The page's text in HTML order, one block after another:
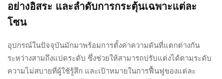
อย่างอิสระ และลำดับการกระตุ้นเฉพาะแต่ละ
โซน
อุปกรณ์ในปัจจุบันมักมาพร้อมการตั้งค่าความดันที่แตกต่างกัน
ระหว่างสามถึงแปดระดับ ซึ่งช่วยให้สามารถปรับแต่งได้ตามระดับ
ความไม่สบายที่ผู้ใช้รู้สึก และเป้าหมายในการฟื้นฟูของแต่ละ